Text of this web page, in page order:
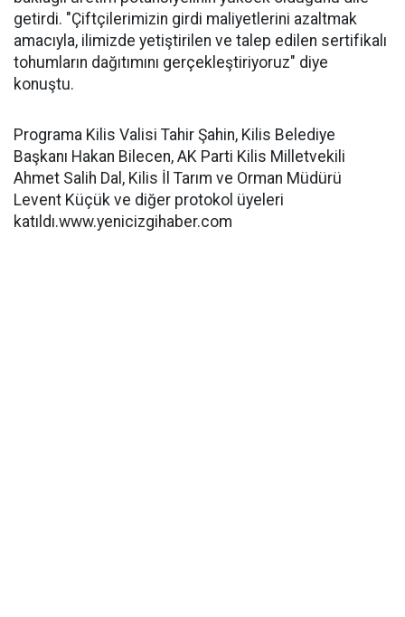
getirdi. "Çiftçilerimizin girdi maliyetlerini azaltmak
amacıyla, ilimizde yetiştirilen ve talep edilen sertifikalı
tohumların dağıtımını gerçekleştiriyoruz" diye
konuştu.
Programa Kilis Valisi Tahir Şahin, Kilis Belediye
Başkanı Hakan Bilecen, AK Parti Kilis Milletvekili
Ahmet Salih Dal, Kilis İl Tarım ve Orman Müdürü
Levent Küçük ve diğer protokol üyeleri
katıldı.www.yenicizgihaber.com